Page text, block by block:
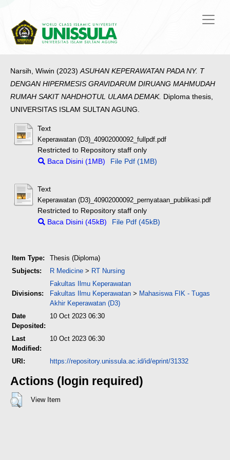
Narsih, Wiwin (2023)ASUHAN KEPERAWATAN PADA NY. T
DENGAN HIPERMESIS GRAVIDARUM DIRUANG MAHMUDAH
RUMAH SAKIT NAHDHOTUL ULAMA DEMAK. Diploma thesis,
UNIVERSITAS ISLAM SULTAN AGUNG.
Text
Keperawatan (D3)_40902000092_fullpdf.pdf
Restricted to Repository staff only
Baca Disini (1MB)
File Pdf (1MB)
Text
Keperawatan (D3)_40902000092_pernyataan_publikasi.pdf
Restricted to Repository staff only
Baca Disini (45kB)
File Pdf (45kB)
Item Type:
Thesis (Diploma)
Subjects:
R Medicine > RT Nursing
Divisions:
Fakultas Ilmu Keperawatan
Fakultas Ilmu Keperawatan > Mahasiswa FIK - Tugas
Akhir Keperawatan (D3)
Date
Deposited:
10 Oct 2023 06:30
Last
Modified:
10 Oct 2023 06:30
URI: https://repository.unissula.ac.id/id/eprint/31332
Actions (login required)
View Item